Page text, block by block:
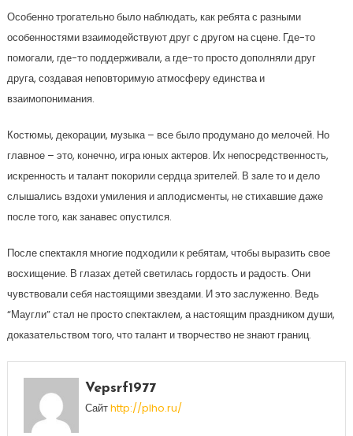
Особенно трогательно было наблюдать, как ребята с разными
особенностями взаимодействуют друг с другом на сцене. Где-то
помогали, где-то поддерживали, а где-то просто дополняли друг
друга, создавая неповторимую атмосферу единства и
взаимопонимания.
Костюмы, декорации, музыка – все было продумано до мелочей. Но
главное – это, конечно, игра юных актеров. Их непосредственность,
искренность и талант покорили сердца зрителей. В зале то и дело
слышались вздохи умиления и аплодисменты, не стихавшие даже
после того, как занавес опустился.
После спектакля многие подходили к ребятам, чтобы выразить свое
восхищение. В глазах детей светилась гордость и радость. Они
чувствовали себя настоящими звездами. И это заслуженно. Ведь
“Маугли” стал не просто спектаклем, а настоящим праздником души,
доказательством того, что талант и творчество не знают границ.
Vepsrf1977
Сайтhttp://plho.ru/